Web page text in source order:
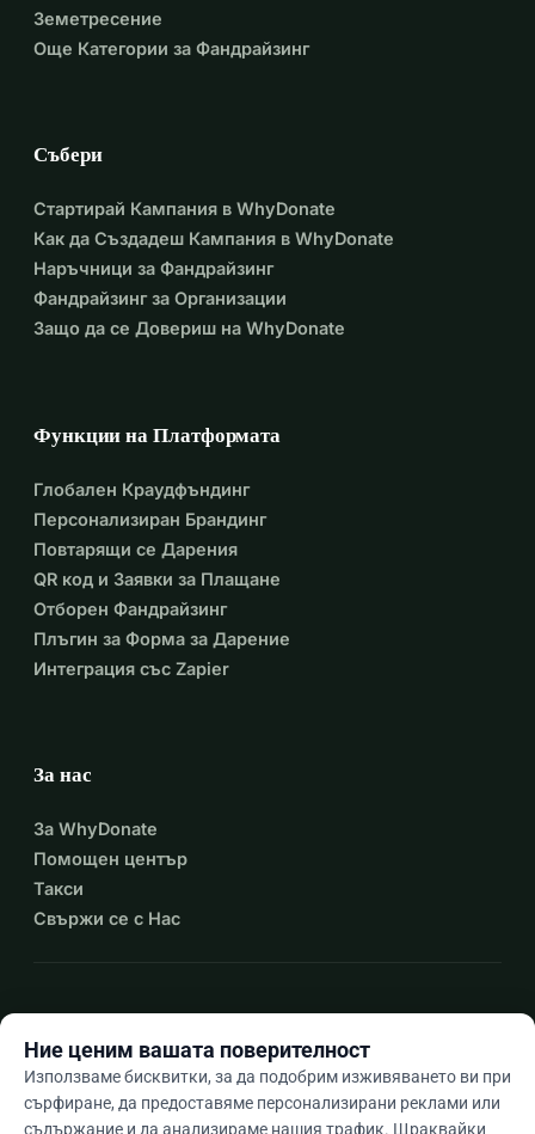
Земетресение
Още Категории за Фандрайзинг
Събери
Стартирай Кампания в WhyDonate
Как да Създадеш Кампания в WhyDonate
Наръчници за Фандрайзинг
Фандрайзинг за Организации
Защо да се Довериш на WhyDonate
Функции на Платформата
Глобален Краудфъндинг
Персонализиран Брандинг
Повтарящи се Дарения
QR код и Заявки за Плащане
Отборен Фандрайзинг
Плъгин за Форма за Дарение
Интеграция със Zapier
За нас
За WhyDonate
Помощен център
Такси
Свържи се с Нас
Ние ценим вашата поверителност
Използваме бисквитки, за да подобрим изживяването ви при
сърфиране, да предоставяме персонализирани реклами или
съдържание и да анализираме нашия трафик. Щраквайки